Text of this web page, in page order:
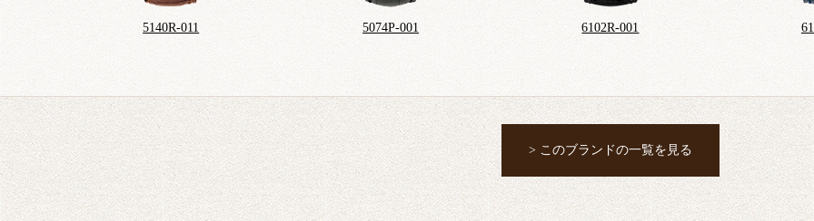
5140R-011 5074P-001 6102R-001
> このブランドの一覧を見る